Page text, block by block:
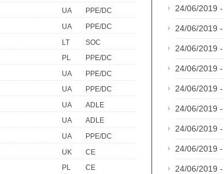
UA
PPE/DC
UA
PPE/DC
LT
SOC
PL
PPE/DC
UA
PPE/DC
UA
PPE/DC
UA
ADLE
UA
ADLE
UA
PPE/DC
UK
CE
PL
CE
24/06/2019 -
24/06/2019 -
24/06/2019 -
24/06/2019 -
24/06/2019 -
24/06/2019 -
24/06/2019 -
24/06/2019 -
24/06/2019 -